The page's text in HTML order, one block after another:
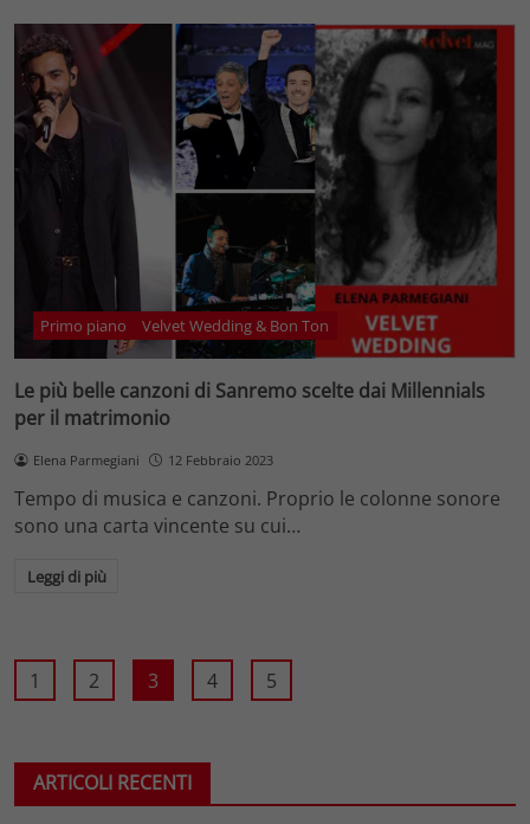
Primo piano Velvet Wedding & Bon Ton
Le più belle canzoni di Sanremo scelte dai Millennials
per il matrimonio
Elena Parmegiani 12 Febbraio 2023
Tempo di musica e canzoni. Proprio le colonne sonore
sono una carta vincente su cui…
Leggi di più
1 2 3 4 5
ARTICOLI RECENTI